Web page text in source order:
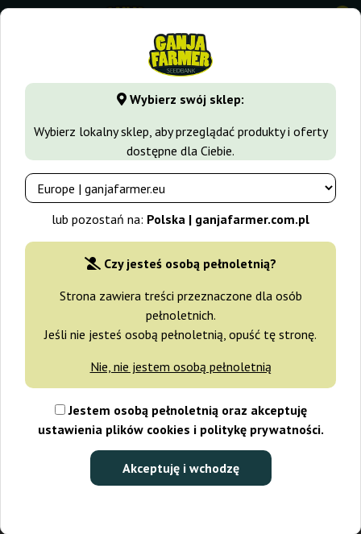
Wybierz swój sklep:
Wybierz lokalny sklep, aby przeglądać produkty i oferty
dostępne dla Ciebie.
lub pozostań na: Polska | ganjafarmer.com.pl
Czy jesteś osobą pełnoletnią?
Strona zawiera treści przeznaczone dla osób
pełnoletnich.
Jeśli nie jesteś osobą pełnoletnią, opuść tę stronę.
Nie, nie jestem osobą pełnoletnią
Jestem osobą pełnoletnią oraz akceptuję
ustawienia plików cookies i politykę prywatności.
Akceptuję i wchodzę
0
GanjaFarmer.com.pl Rodzaje Nasion Marihuany Nasiona